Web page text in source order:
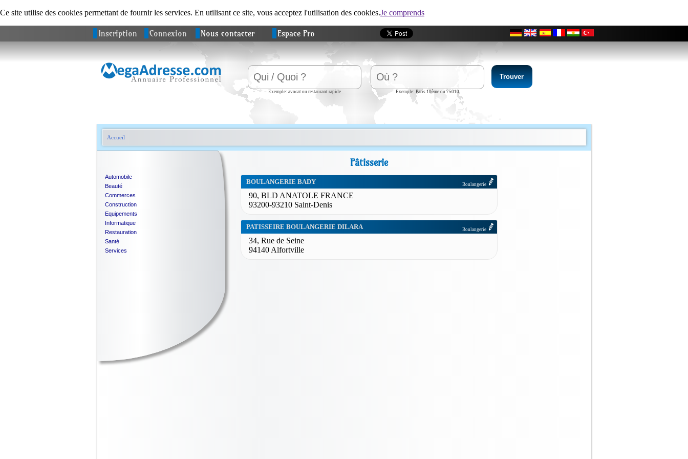
Ce site utilise des cookies permettant de fournir les services. En utilisant ce site, vous acceptez l'utilisation des cookies.Je comprends
Inscription Connexion Nous contacter Espace Pro
Exemple: avocat ou restaurant rapide Exemple: Paris 10ème ou 75010
Accueil
Automobile
Beauté
Commerces
Construction
Equipements
Informatique
Restauration
Santé
Services
Pâtisserie
BOULANGERIE BADY Boulangerie
90, BLD ANATOLE FRANCE
93200-93210 Saint-Denis
PATISSEIRE BOULANGERIE DILARA Boulangerie
34, Rue de Seine
94140 Alfortville